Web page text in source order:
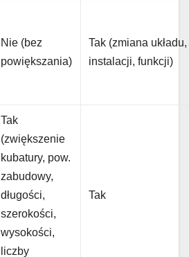
Nie (bez
powiększania)
Tak (zmiana układu,
instalacji, funkcji)
Tak
(zwiększenie
kubatury, pow.
zabudowy,
długości,
szerokości,
wysokości,
liczby
Tak